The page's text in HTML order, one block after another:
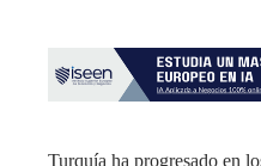
Turquía ha progresado en